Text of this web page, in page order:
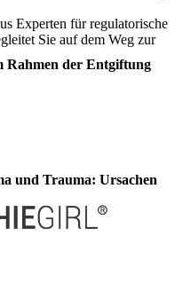
Rahmen der Entgiftung
und Trauma: Ursachen
Experten für regulatorische
Sie auf dem Weg zur